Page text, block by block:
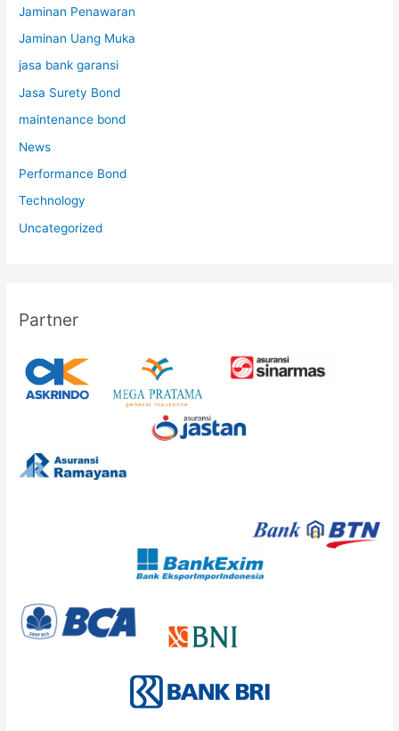
Jaminan Penawaran
Jaminan Uang Muka
jasa bank garansi
Jasa Surety Bond
maintenance bond
News
Performance Bond
Technology
Uncategorized
Partner